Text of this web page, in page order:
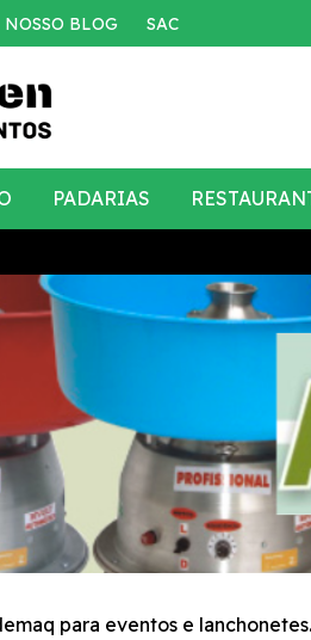
NOSSO BLOG SAC
PADARIAS
para eventos e